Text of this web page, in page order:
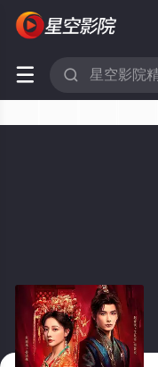
 